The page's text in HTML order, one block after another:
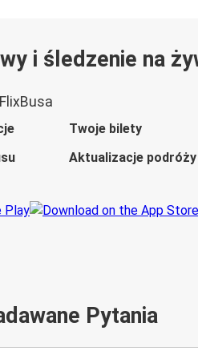
i śledzenie na
Twoje bilety
Aktualizacje podróży
Pytania